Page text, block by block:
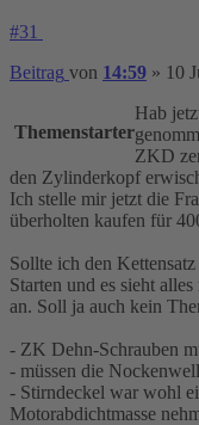
#31
Beitrag von 14:59 » 10
Themenstarter
Hab
ZKD
den Zylinderkopf
Ich stelle mir jetzt die
überholten kaufen für
Sollte ich den
Starten und es sieht
an. Soll ja auch kein
- ZK Dehn-Schrauben
- müssen die
- Stirndeckel war wohl
Motorabdichtmasse